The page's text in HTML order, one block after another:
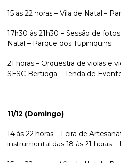
15 às 22 horas – Vila de Natal –
17h30 às 21h30 – Sessão de
Natal – Parque dos Tupiniquins;
21 horas – Orquestra de violas e
SESC Bertioga – Tenda de
11/12 (Domingo)
14 às 22 horas – Feira de
instrumental das 18 às 21 horas –